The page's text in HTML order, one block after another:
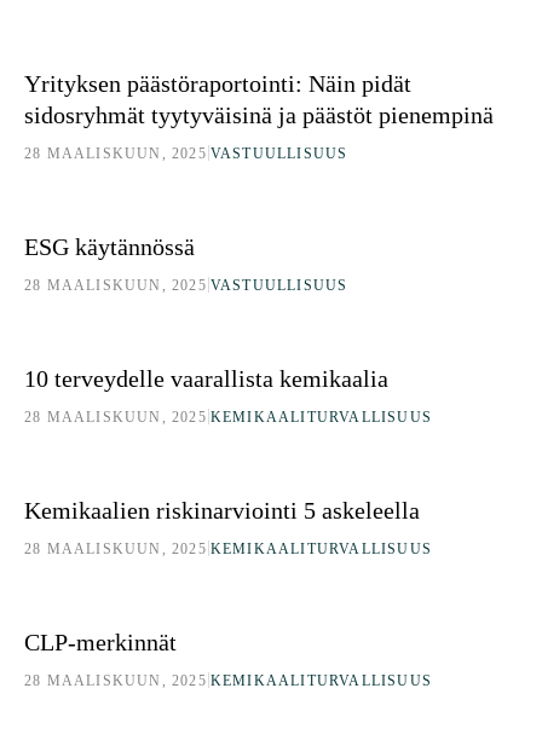
Yrityksen päästöraportointi: Näin pidät
sidosryhmät tyytyväisinä ja päästöt pienempinä
28 MAALISKUUN, 2025 VASTUULLISUUS
ESG käytännössä
28 MAALISKUUN, 2025 VASTUULLISUUS
10 terveydelle vaarallista kemikaalia
28 MAALISKUUN, 2025 KEMIKAALITURVALLISUUS
Kemikaalien riskinarviointi 5 askeleella
28 MAALISKUUN, 2025 KEMIKAALITURVALLISUUS
CLP-merkinnät
28 MAALISKUUN, 2025 KEMIKAALITURVALLISUUS